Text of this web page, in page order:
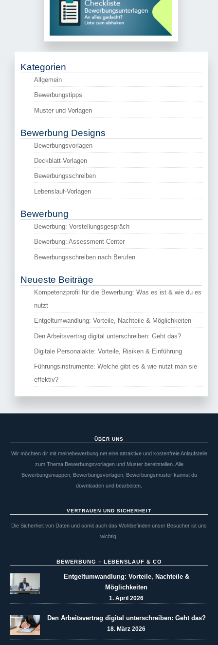
Kategorien
Allgemein
Bewerbungstipps
Muster und Vorlagen
Bewerbung Designs
Bewerbungsvorlagen
Deckblatt-Vorlagen
Bewerbungsschreiben
Lebenslauf-Vorlagen
Bewerbung
Bewerbung: Vorstellungsgespräch
Bewerbung: Assessment-Center
Bewerbungsschreiben nach Berufen
Neueste Beiträge
Kompetenzprofil für die Bewerbung: Was es ist & wie du es
nutzt
Entgeltumwandlung: Vorteile, Nachteile & Möglichkeiten
Den Arbeitsvertrag digital unterschreiben: Geht das?
Digitale Personalakte: Vorteile, Risiken & Einführung
Führungsinstrumente: Welche gibt es & wie nutzt man sie
effektiv?
ÜBER UNS
Wir möchten dir mit meinebewerbung.net eine attraktive und kostenfreie Anlaufstelle
zum Thema Bewerbungsvorlagen und Muster bereitstellen. Alle
Bewerbungsmappen, Bewerbungsvorlagen, Bewerbungsmuster kannst du
downloaden und bearbeiten.
VERTRAUEN UND SICHERHEIT
Die Sicherheit von Daten und somit auch das Wohlbefinden unser Besucher ist uns
wichtig!
BEWERBUNG – LEBENSLAUF & CO
Entgeltumwandlung: Vorteile, Nachteile &
Möglichkeiten
1. April 2026
Den Arbeitsvertrag digital unterschreiben: Geht das?
18. März 2026